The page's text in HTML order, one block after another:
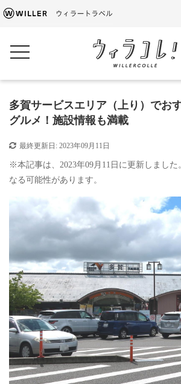
toggle navigation
多賀サービスエリア（上り）でお
グルメ！施設情報も満載
最終更新日: 2023年09月11日
※本記事は、2023年09月11日に更新しまし
なる可能性があります。